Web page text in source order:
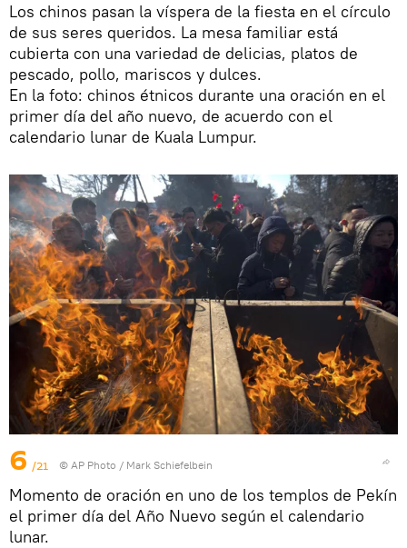
Los chinos pasan la víspera de la fiesta en el círculo
de sus seres queridos. La mesa familiar está
cubierta con una variedad de delicias, platos de
pescado, pollo, mariscos y dulces.
En la foto: chinos étnicos durante una oración en el
primer día del año nuevo, de acuerdo con el
calendario lunar de Kuala Lumpur.
6 /21 © AP Photo / Mark Schiefelbein
Momento de oración en uno de los templos de Pekín
el primer día del Año Nuevo según el calendario
lunar.